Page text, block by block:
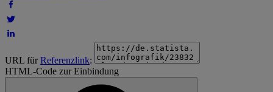
URL fürReferenzlink:
HTML-Code zur Einbindung